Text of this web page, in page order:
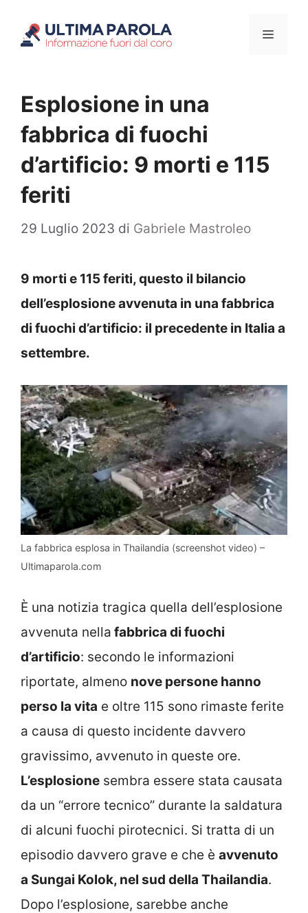
Menu
Esplosione in una
fabbrica di fuochi
d’artificio: 9 morti e 115
feriti
29 Luglio 2023 di Gabriele Mastroleo
9 morti e 115 feriti, questo il bilancio
dell’esplosione avvenuta in una fabbrica
di fuochi d’artificio: il precedente in Italia a
settembre.
La fabbrica esplosa in Thailandia (screenshot video) –
Ultimaparola.com
È una notizia tragica quella dell’esplosione
avvenuta nella fabbrica di fuochi
d’artificio: secondo le informazioni
riportate, almeno nove persone hanno
perso la vita e oltre 115 sono rimaste ferite
a causa di questo incidente davvero
gravissimo, avvenuto in queste ore.
L’esplosione sembra essere stata causata
da un “errore tecnico” durante la saldatura
di alcuni fuochi pirotecnici. Si tratta di un
episodio davvero grave e che è avvenuto
a Sungai Kolok, nel sud della Thailandia.
Dopo l’esplosione, sarebbe anche